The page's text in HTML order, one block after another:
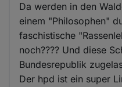
Da werden in den
einem "Philosophen"
faschistische
noch???? Und diese
Bundesrepublik
Der hpd ist ein super